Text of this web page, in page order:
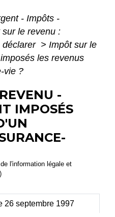
- Impôts -
sur le revenu :
déclarer > Impôt sur le
les revenus
vie ?
-
IMPOSÉS
l'information légale et
26 septembre 1997